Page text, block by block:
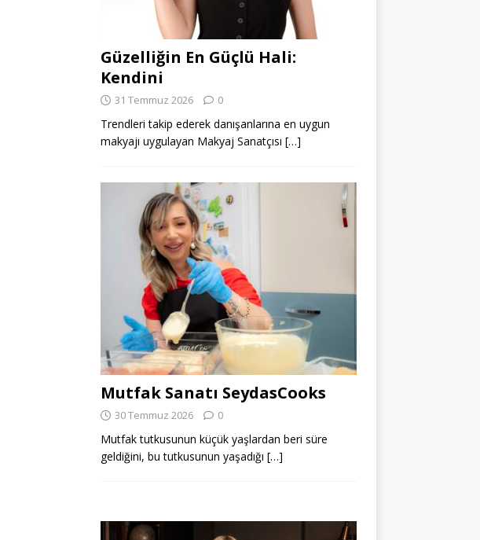
Güzelliğin En Güçlü Hali:
Kendini
31 Temmuz 2026 0
Trendleri takip ederek danışanlarına en uygun
makyajı uygulayan Makyaj Sanatçısı […]
Mutfak Sanatı SeydasCooks
30 Temmuz 2026 0
Mutfak tutkusunun küçük yaşlardan beri süre
geldiğini, bu tutkusunun yaşadığı […]